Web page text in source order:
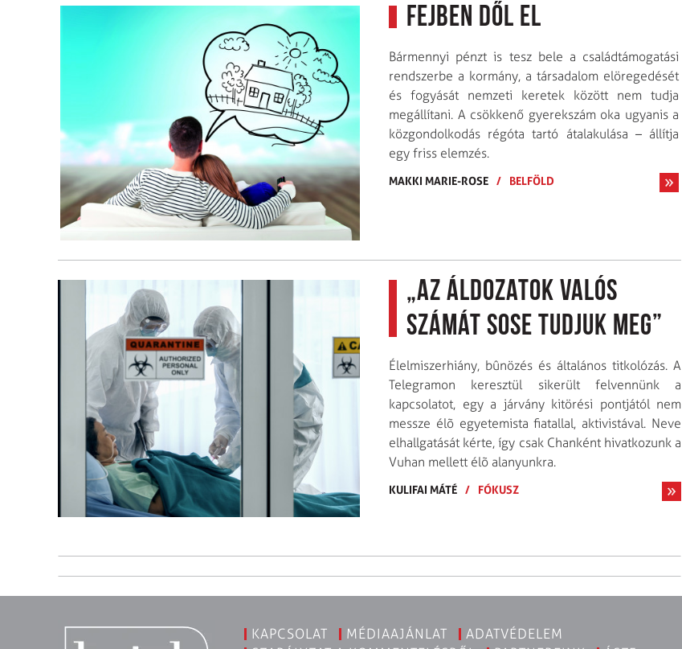
Fejben dől el
Bármennyi pénzt is tesz bele a családtámogatási
rendszerbe a kormány, a társadalom elöregedését
és fogyását nemzeti keretek között nem tudja
megállítani. A csökkenő gyerekszám oka ugyanis a
közgondolkodás régóta tartó átalakulása – állítja
egy friss elemzés.
MAKKI MARIE-ROSE / BELFÖLD
„Az áldozatok valós
számát sose tudjuk meg”
Élelmiszerhiány, bûnözés és általános titkolózás. A
Telegramon keresztül sikerült felvennünk a
kapcsolatot, egy a járvány kitörési pontjától nem
messze élõ egyetemista fiatallal, aktivistával. Neve
elhallgatását kérte, így csak Chanként hivatkozunk a
Vuhan mellett élõ alanyunkra.
KULIFAI MÁTÉ / FÓKUSZ
KAPCSOLAT MÉDIAAJÁNLAT
ADATVÉDELEM